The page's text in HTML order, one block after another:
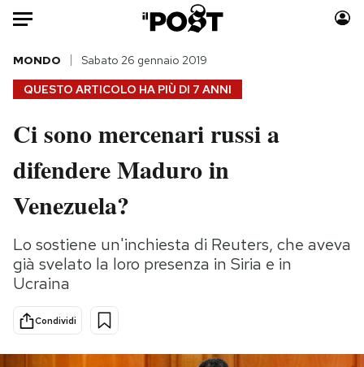
Auto
HOME
Italia
Politica
Tecnologia
Scienza
Sport
Moda
Consumismi
Media
QUESTO ARTICOLO HA PIÙ DI 7 ANNI
MONDO Sabato 26 gennaio 2019
Ci sono mercenari russi a
difendere Maduro in
Venezuela?
Lo sostiene un'inchiesta di Reuters, che aveva
già svelato la loro presenza in Siria e in
Ucraina
Condividi